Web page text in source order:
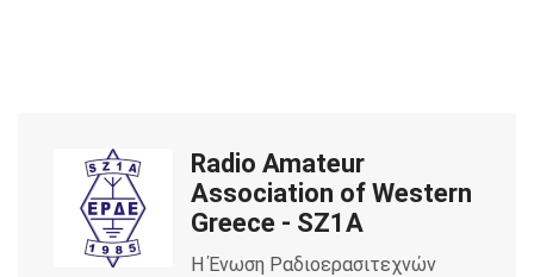
b
o
t
e
l
Radio Amateur
Association of Western
Greece - SZ1A
Η Ένωση Ραδιοερασιτεχνών